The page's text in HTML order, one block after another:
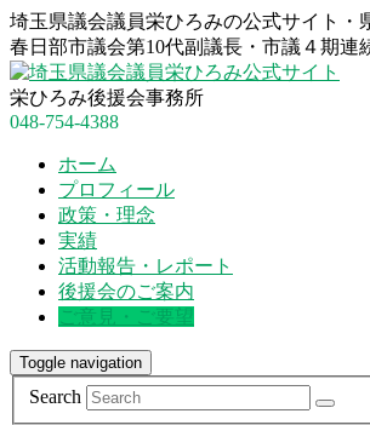
埼玉県議会議員栄ひろみの公式サイト・
春日部市議会第10代副議長・市議４期連
栄ひろみ後援会事務所
048-754-4388
ホーム
プロフィール
政策・理念
実績
活動報告・レポート
後援会のご案内
ご意見・ご要望
Toggle navigation
Search